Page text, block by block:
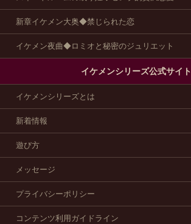
新章イケメン大奥◆禁じられた恋
イケメン夜曲◆ロミオと秘密のジュリエット
イケメンシリーズ公式サイト
イケメンシリーズとは
新着情報
遊び方
メッセージ
プライバシーポリシー
コンテンツ利用ガイドライン